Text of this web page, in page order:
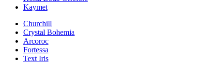
Kaymet
Churchill
Crystal Bohemia
Arcoroc
Fortessa
Text Iris